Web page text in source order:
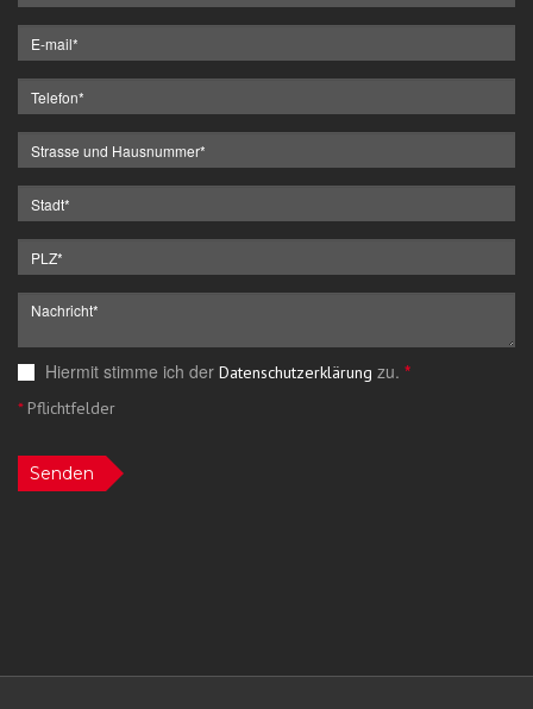
Hiermit stimme ich der Datenschutzerklärung zu. *
*Pflichtfelder
Senden